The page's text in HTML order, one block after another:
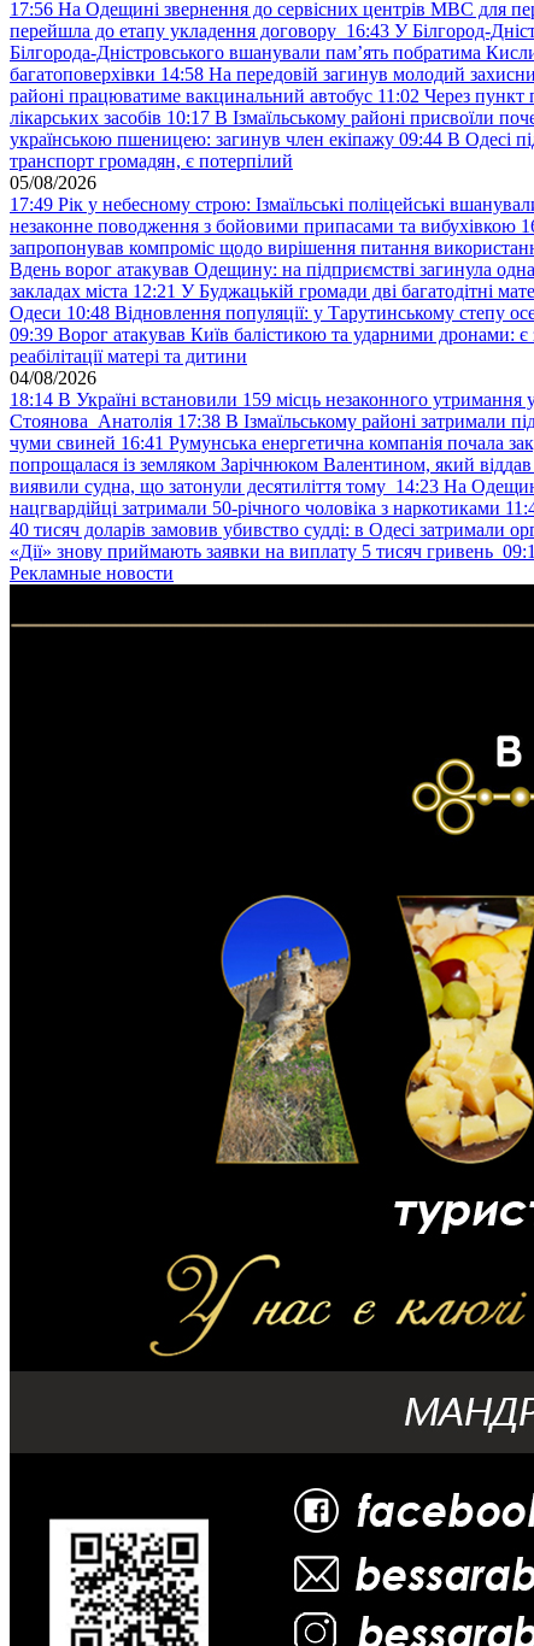
17:56 На Одещині звернення до сервісних центрів МВС для
перейшла до етапу укладення договору 16:43 У Білгород-
Білгорода-Дністровського вшанували пам’ять побратима
багатоповерхівки 14:58 На передовій загинув молодий
районі працюватиме вакцинальний автобус 11:02 Через пункт
лікарських засобів 10:17 В Ізмаїльському районі присвоїли
українською пшеницею: загинув член екіпажу 09:44 В Одесі
транспорт громадян, є потерпілий
05/08/2026
17:49 Рік у небесному строю: Ізмаїльські поліцейські
незаконне поводження з бойовими припасами та вибухівкою
запропонував компроміс щодо вирішення питання
Вдень ворог атакував Одещину: на підприємстві загинула
закладах міста 12:21 У Буджацькій громади дві багатодітні
Одеси 10:48 Відновлення популяції: у Тарутинському степу
09:39 Ворог атакував Київ балістикою та ударними дронами: є
реабілітації матері та дитини
04/08/2026
18:14 В Україні встановили 159 місць незаконного утримання
Стоянова Анатолія 17:38 В Ізмаїльському районі затримали
чуми свиней 16:41 Румунська енергетична компанія почала
попрощалася із земляком Зарічнюком Валентином, який
виявили судна, що затонули десятиліття тому 14:23 На
нацгвардійці затримали 50-річного чоловіка з наркотиками
40 тисяч доларів замовив убивство судді: в Одесі затримали
«Дії» знову приймають заявки на виплату 5 тисяч гривень
Рекламные новости